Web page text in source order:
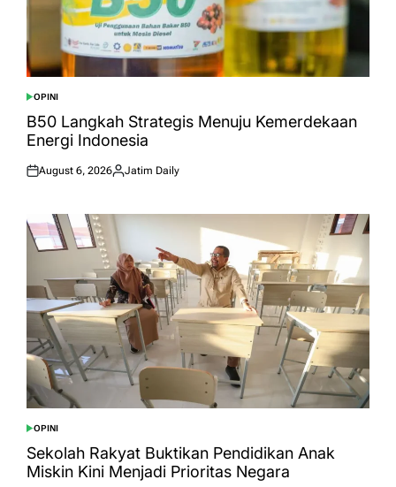
POSTED
IN
OPINI
B50 Langkah Strategis Menuju Kemerdekaan
Energi Indonesia
Posted
August 6, 2026
Posted
Jatim Daily
POSTED
IN
OPINI
Sekolah Rakyat Buktikan Pendidikan Anak
Miskin Kini Menjadi Prioritas Negara